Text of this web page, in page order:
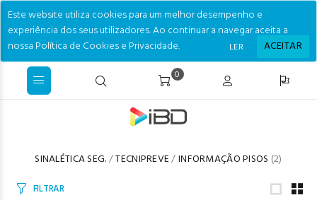
Este website utiliza cookies para um melhor desempenho e
experiência dos seus utilizadores. Ao continuar a navegar aceita a
nossa Política de Cookies e Privacidade.
LER ACEITAR
0
SINALÉTICA SEG./TECNIPREVE/INFORMAÇÃO PISOS (2)
FILTRAR